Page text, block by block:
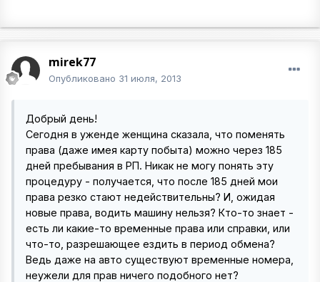
mirek77
Опубликовано 31 июля, 2013
Добрый день!
Сегодня в уженде женщина сказала, что поменять
права (даже имея карту побыта) можно через 185
дней пребывания в РП. Никак не могу понять эту
процедуру - получается, что после 185 дней мои
права резко стают недействительны? И, ожидая
новые права, водить машину нельзя? Кто-то знает -
есть ли какие-то временные права или справки, или
что-то, разрешающее ездить в период обмена?
Ведь даже на авто существуют временные номера,
неужели для прав ничего подобного нет?